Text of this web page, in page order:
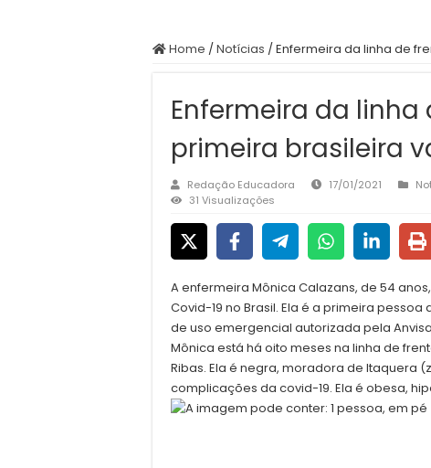
Home /Notícias /Enfermeira da linha de
Enfermeira da
primeira brasileira
Redação Educadora 17/01/2021
31 Visualizações
A enfermeira Mônica Calazans, de 54
Covid-19 no Brasil. Ela é a primeira
de uso emergencial autorizada pela
Mônica está há oito meses na linha de
Ribas. Ela é negra, moradora de Itaquera
complicações da covid-19. Ela é obesa,